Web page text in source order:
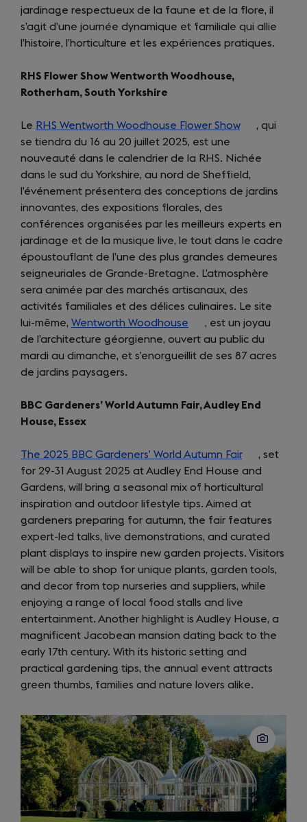
jardinage respectueux de la faune et de la flore, il
s’agit d’une journée dynamique et familiale qui allie
l’histoire, l’horticulture et les expériences pratiques.
RHS Flower Show Wentworth Woodhouse,
Rotherham, South Yorkshire
Le RHS Wentworth Woodhouse Flower Show(opens
a
new
tab)
, qui
se tiendra du 16 au 20 juillet 2025, est une
nouveauté dans le calendrier de la RHS. Nichée
dans le sud du Yorkshire, au nord de Sheffield,
l’événement présentera des conceptions de jardins
innovantes, des expositions florales, des
conférences organisées par les meilleurs experts en
jardinage et de la musique live, le tout dans le cadre
époustouflant de l’une des plus grandes demeures
seigneuriales de Grande-Bretagne. L’atmosphère
sera animée par des marchés artisanaux, des
activités familiales et des délices culinaires. Le site
lui-même, Wentworth Woodhouse (opens
in
a
, est un joyau
de l’architecture géorgienne, ouvert au public du
mardi au dimanche, et s’enorgueillit de ses 87 acres
de jardins paysagers.
BBC Gardeners’ World Autumn Fair, Audley End
House, Essex
The 2025 BBC Gardeners’ World Autumn Fair(opens
in
a
new
tab)
, set
for 29-31 August 2025 at Audley End House and
Gardens, will bring a seasonal mix of horticultural
inspiration and outdoor lifestyle tips. Aimed at
gardeners preparing for autumn, the fair features
expert-led talks, live demonstrations, and curated
plant displays to inspire new garden projects. Visitors
will be able to shop for unique plants, garden tools,
and decor from top nurseries and suppliers, while
enjoying a range of local food stalls and live
entertainment. Another highlight is Audley House, a
magnificent Jacobean mansion dating back to the
early 17th century. With its historic setting and
practical gardening tips, the annual event attracts
green thumbs, families and nature lovers alike.